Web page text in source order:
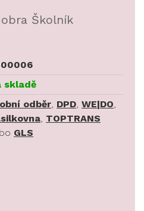
Školník
skladě
odběr, DPD, WE|DO,
, TOPTRANS
GLS